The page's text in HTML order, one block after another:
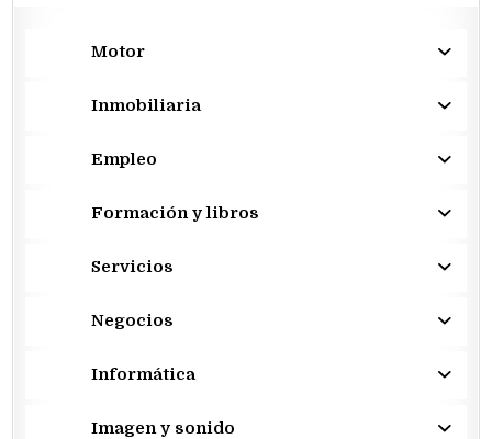
Motor
Inmobiliaria
Empleo
Formación y libros
Servicios
Negocios
Informática
Imagen y sonido